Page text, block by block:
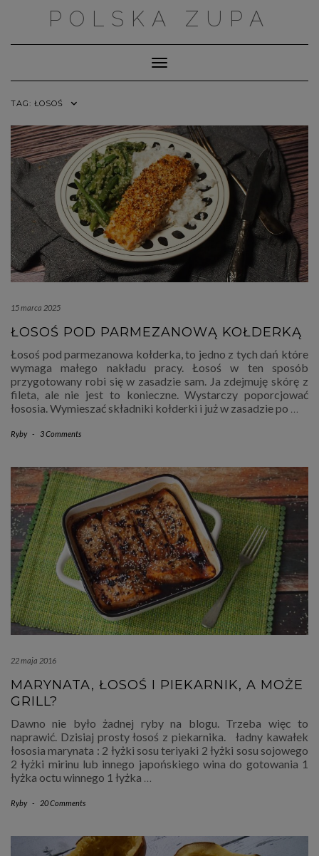
POLSKA ZUPA
Toggle Navigation
TAG: ŁOSOŚ
15 marca 2025
ŁOSOŚ POD PARMEZANOWĄ KOŁDERKĄ
Łosoś pod parmezanowa kołderka, to jedno z tych dań które
wymaga małego nakładu pracy. Łosoś w ten sposób
przygotowany robi się w zasadzie sam. Ja zdejmuję skórę z
fileta, ale nie jest to konieczne. Wystarczy poporcjować
łososia. Wymieszać składniki kołderki i już w zasadzie po …
Ryby - 3 Comments
22 maja 2016
MARYNATA, ŁOSOŚ I PIEKARNIK, A MOŻE
GRILL?
Dawno nie było żadnej ryby na blogu. Trzeba więc to
naprawić. Dzisiaj prosty łosoś z piekarnika. ładny kawałek
łososia marynata : 2 łyżki sosu teriyaki 2 łyżki sosu sojowego
2 łyżki mirinu lub innego japońskiego wina do gotowania 1
łyżka octu winnego 1 łyżka
Ryby - 20 Comments